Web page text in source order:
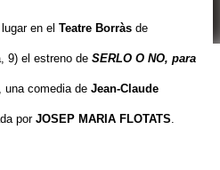
en el Teatre Borràs de
9) el estreno de SERLO O NO, para
, una comedia de Jean-Claude
por JOSEP MARIA FLOTATS.